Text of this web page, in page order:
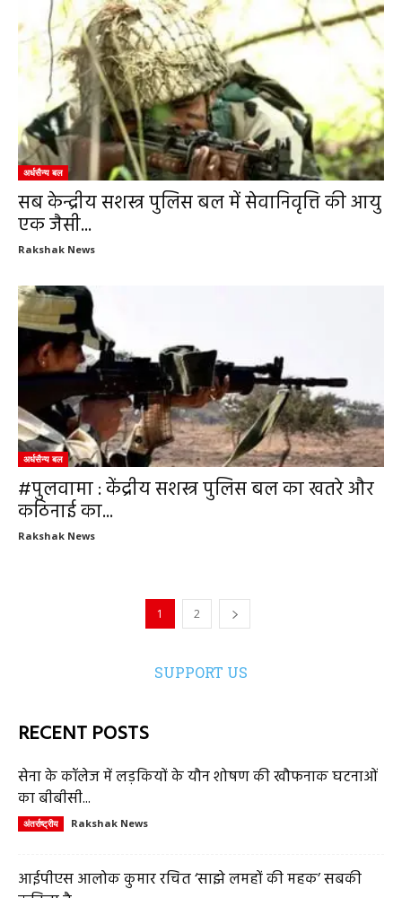
अर्धसैन्य बल
सब केन्द्रीय सशस्त्र पुलिस बल में सेवानिवृत्ति की आयु
एक जैसी...
Rakshak News
अर्धसैन्य बल
#पुलवामा : केंद्रीय सशस्त्र पुलिस बल का खतरे और
कठिनाई का...
Rakshak News
1 2
SUPPORT US
RECENT POSTS
सेना के कॉलेज में लड़कियों के यौन शोषण की खौफनाक घटनाओं
का बीबीसी...
अंतर्राष्ट्रीय Rakshak News
आईपीएस आलोक कुमार रचित ‘साझे लमहों की महक’ सबकी